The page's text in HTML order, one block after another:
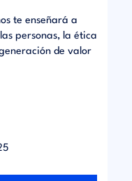
te enseñará a
personas, la ética
de valor